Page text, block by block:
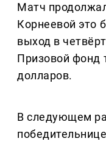
Матч
Корнеевой это
выход в
Призовой фонд
долларов.
В следующем